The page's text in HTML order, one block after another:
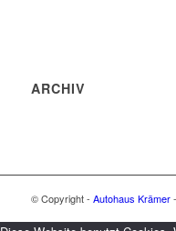
ARCHIV
© Copyright - Autohaus Krämer-